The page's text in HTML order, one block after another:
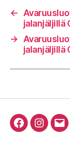
←
jalanjäljillä
→
jalanjäljillä
Facebook